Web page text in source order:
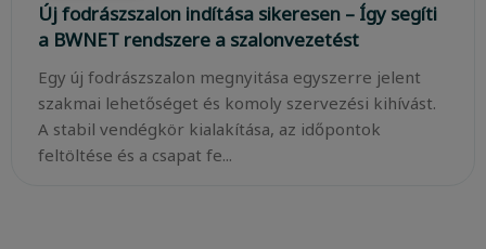
Új fodrászszalon indítása sikeresen – Így segíti
a BWNET rendszere a szalonvezetést
Egy új fodrászszalon megnyitása egyszerre jelent
szakmai lehetőséget és komoly szervezési kihívást.
A stabil vendégkör kialakítása, az időpontok
feltöltése és a csapat fe...